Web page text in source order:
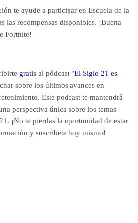
te ayude a participar en Escuela de la
las recompensas disponibles. ¡Buena
Fortnite!
gratis al pódcast "El Siglo 21 es
sobre los últimos avances en
Este podcast te mantendrá
perspectiva única sobre los temas
¡No te pierdas la oportunidad de estar
y suscríbete hoy mismo!